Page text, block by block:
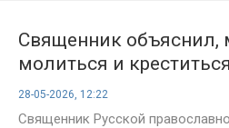
Священник объяснил,
молиться и
28-05-2026, 12:22
Священник Русской